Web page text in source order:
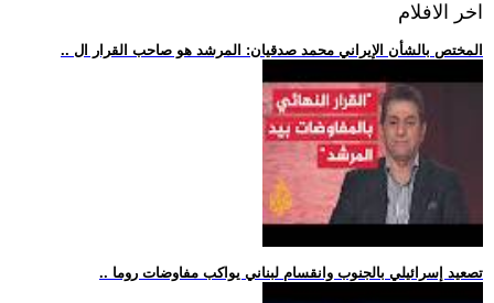
اخر الافلام
.. المختص بالشأن الإيراني محمد صدقيان: المرشد هو صاحب القرار ال
.. تصعيد إسرائيلي بالجنوب وانقسام لبناني يواكب مفاوضات روما